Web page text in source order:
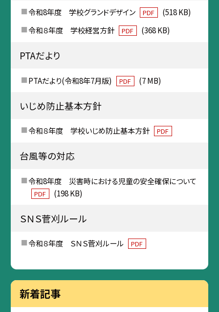
令和8年度 学校グランドデザイン PDF
(518 KB)
令和８年度 学校経営方針
PDF (368 KB)
PTAだより
PTAだより(令和8年7月版) PDF (7 MB)
いじめ防止基本方針
令和８年度 学校いじめ防止基本方針 PDF
台風等の対応
令和8年度 災害時における児童の安全確保について
PDF (198 KB)
ＳＮＳ菅刈ルール
令和８年度 ＳＮＳ菅刈ルール PDF
新着記事